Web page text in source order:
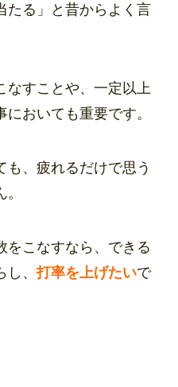
たる」と昔からよく言
なすことや、一定以上
おいても重要です。
も、疲れるだけで思う
をこなすなら、できる
し、打率を上げたいで